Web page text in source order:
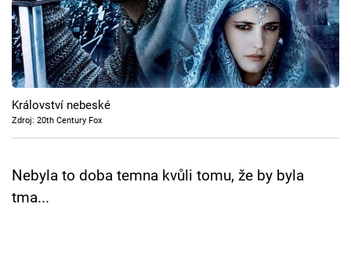
Hry
Cool Esport
Pořady
TV Program
Království nebeské
Zdroj: 20th Century Fox
Nebyla to doba temna kvůli tomu, že by byla
tma...